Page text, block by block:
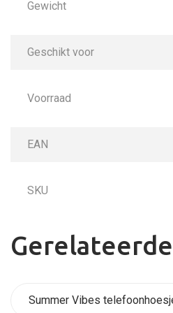
Gewicht
Geschikt voor
Voorraad
EAN
SKU
Summer Vibes